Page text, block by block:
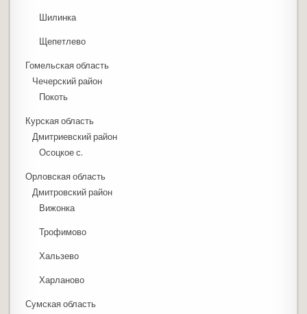
Шилинка
Щепетлево
Гомельская область
Чечерский район
Покоть
Курская область
Дмитриевский район
Осоцкое с.
Орловская область
Дмитровский район
Вижонка
Трофимово
Хальзево
Харланово
Сумская область